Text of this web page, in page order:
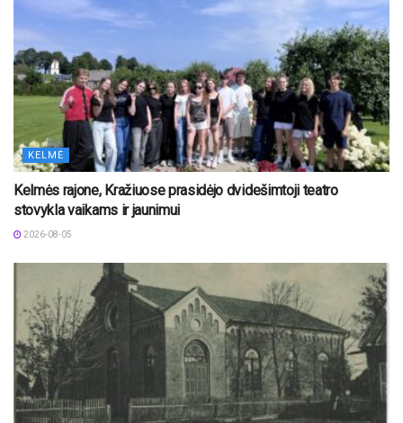
KELMĖ
Kelmės rajone, Kražiuose prasidėjo dvidešimtoji teatro
stovykla vaikams ir jaunimui
2026-08-05